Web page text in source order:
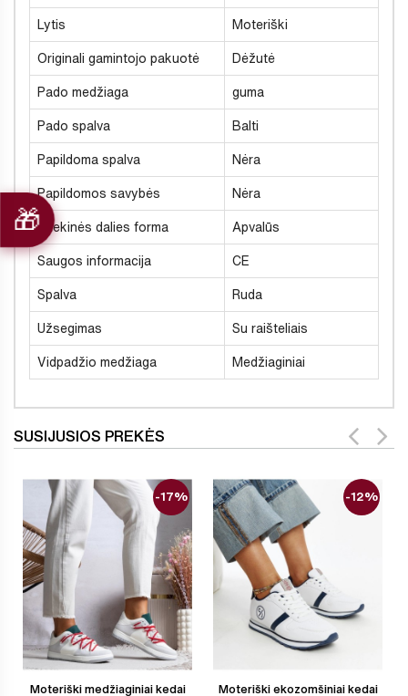
Lytis Moteriški
Originali gamintojo pakuotė Dėžutė
Pado medžiaga guma
Pado spalva Balti
Papildoma spalva Nėra
Papildomos savybės Nėra
Priekinės dalies forma Apvalūs
Saugos informacija CE
Spalva Ruda
Užsegimas Su raišteliais
Vidpadžio medžiaga Medžiaginiai
SUSIJUSIOS PREKĖS
Moteriški medžiaginiai kedai
-17%
Moteriški ekozomšiniai kedai
-12%